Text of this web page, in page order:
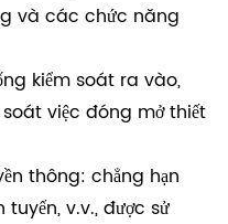
và các chức năng
kiểm soát ra vào,
việc đóng mở thiết
thông: chẳng hạn
v.v., được sử